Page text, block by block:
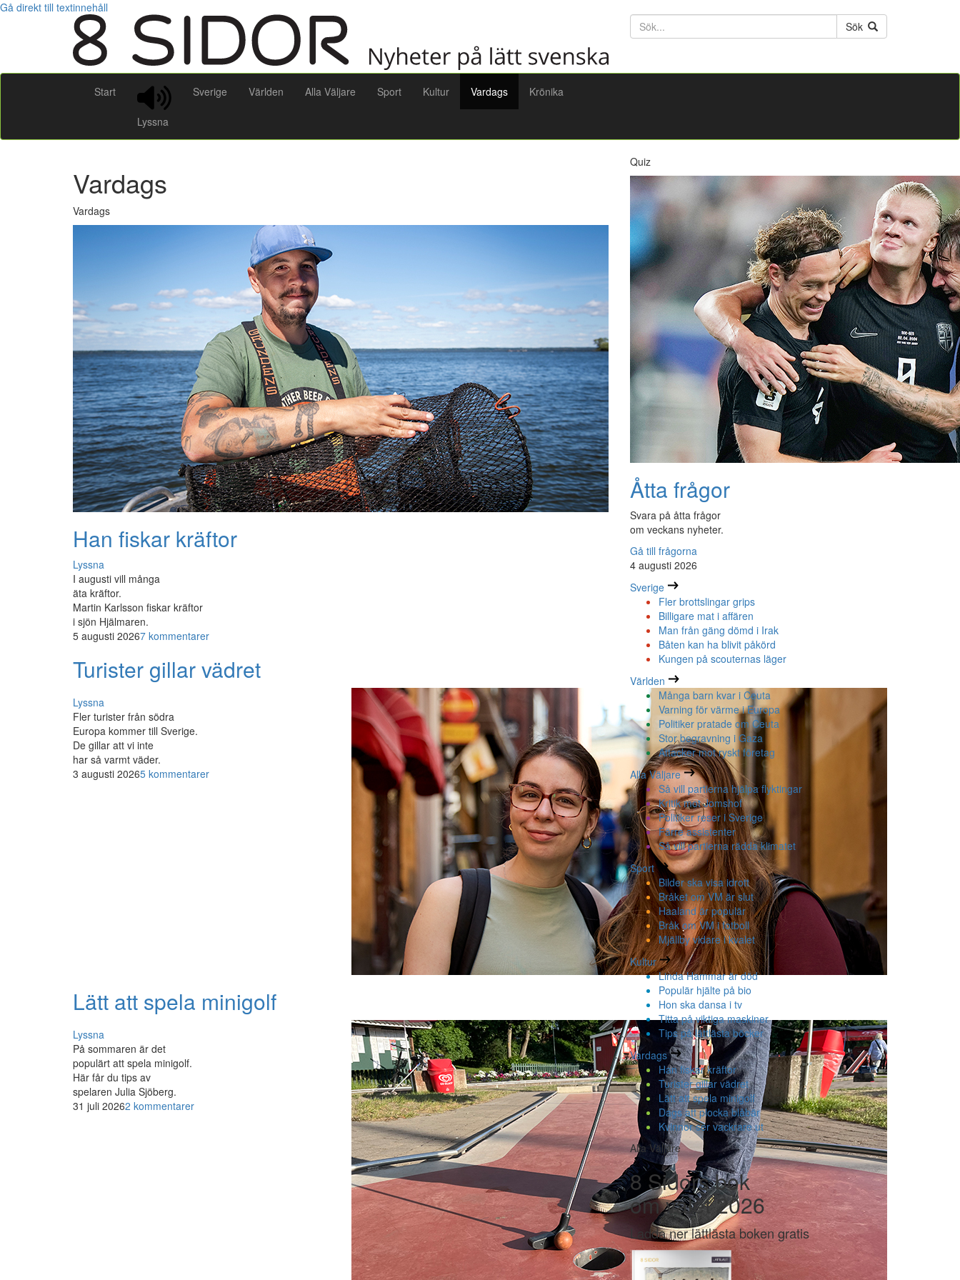
Gå direkt till textinnehåll
Söktext
Sök
Start
Lyssna
Sverige Världen Alla Väljare Sport Kultur Vardags Krönika
Vardags
Vardags
Han fiskar kräftor
Lyssna
I augusti vill många
äta kräftor.
Martin Karlsson fiskar kräftor
i sjön Hjälmaren.
5 augusti 20267 kommentarer
Turister gillar vädret
Lyssna
Fler turister från södra
Europa kommer till Sverige.
De gillar att vi inte
har så varmt väder.
3 augusti 20265 kommentarer
Lätt att spela minigolf
Lyssna
På sommaren är det
populärt att spela minigolf.
Här får du tips av
spelaren Julia Sjöberg.
31 juli 20262 kommentarer
Quiz
Åtta frågor
Svara på åtta frågor
om veckans nyheter.
Gå till frågorna
4 augusti 2026
Sverige
Fler brottslingar grips
Billigare mat i affären
Man från gäng dömd i Irak
Båten kan ha blivit påkörd
Kungen på scouternas läger
Världen
Många barn kvar i Ceuta
Varning för värme i Europa
Politiker pratade om Ceuta
Stor begravning i Gaza
Attacker mot ryskt företag
Alla Väljare
Så vill partierna hjälpa flyktingar
Kritik mot Jomshof
Politiker reser i Sverige
Färre assistenter
Så vill partierna rädda klimatet
Sport
Bilder ska visa idrott
Bråket om VM är slut
Haaland är populär
Bråk om VM i fotboll
Mjällby vidare i kvalet
Kultur
Linda Hammar är död
Populär hjälte på bio
Hon ska dansa i tv
Titta på viktiga maskiner
Tips på lättlästa böcker
Vardags
Han fiskar kräftor
Turister gillar vädret
Lätt att spela minigolf
Dags att plocka blåbär
Kvinnor ser vackrare ut
Alla Väljare
8 Sidors bok
om valet 2026
Ladda ner lättlästa boken gratis